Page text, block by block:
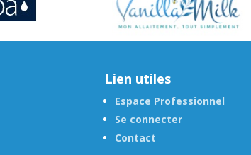
Lien utiles
Espace Professionnel
Se connecter
Contact